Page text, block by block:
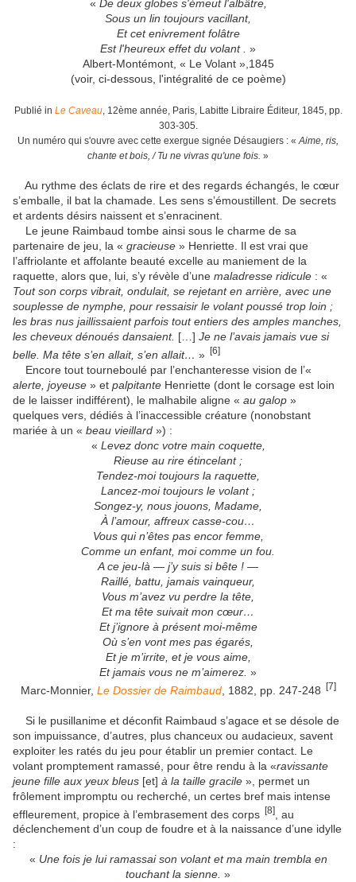
« De deux globes s'émeut l'albâtre,
Sous un lin toujours vacillant,
Et cet enivrement folâtre
Est l'heureux effet du volant . »
Albert-Montémont, « Le Volant »,1845
(voir, ci-dessous, l'intégralité de ce poème)
Publié in Le Caveau, 12ème année, Paris, Labitte Libraire Éditeur, 1845, pp.
303-305.
Un numéro qui s'ouvre avec cette exergue signée Désaugiers : «Aime, ris,
chante et bois, / Tu ne vivras qu'une fois. »
Au rythme des éclats de rire et des regards échangés, le cœur
s’emballe, il bat la chamade. Les sens s’émoustillent. De secrets
et ardents désirs naissent et s’enracinent.
Le jeune Raimbaud tombe ainsi sous le charme de sa
partenaire de jeu, la « gracieuse » Henriette. Il est vrai que
l’affriolante et affolante beauté excelle au maniement de la
raquette, alors que, lui, s’y révèle d’une maladresse ridicule : «
Tout son corps vibrait, ondulait, se rejetant en arrière, avec une
souplesse de nymphe, pour ressaisir le volant poussé trop loin ;
les bras nus jaillissaient parfois tout entiers des amples manches,
les cheveux dénoués dansaient. […] Je ne l’avais jamais vue si
belle. Ma tête s’en allait, s’en allait… » [6]
Encore tout tourneboulé par l’enchanteresse vision de l’«
alerte, joyeuse » et palpitante Henriette (dont le corsage est loin
de le laisser indifférent), le malhabile aligne « au galop »
quelques vers, dédiés à l’inaccessible créature (nonobstant
mariée à un « beau vieillard ») :
« Levez donc votre main coquette,
Rieuse au rire étincelant ;
Tendez-moi toujours la raquette,
Lancez-moi toujours le volant ;
Songez-y, nous jouons, Madame,
À l’amour, affreux casse-cou…
Vous qui n’êtes pas encor femme,
Comme un enfant, moi comme un fou.
A ce jeu-là — j’y suis si bête ! —
Raillé, battu, jamais vainqueur,
Vous m’avez vu perdre la tête,
Et ma tête suivait mon cœur…
Et j’ignore à présent moi-même
Où s’en vont mes pas égarés,
Et je m’irrite, et je vous aime,
Et jamais vous ne m’aimerez. »
Marc-Monnier, Le Dossier de Raimbaud, 1882, pp. 247-248 [7]
Si le pusillanime et déconfit Raimbaud s’agace et se désole de
son impuissance, d’autres, plus chanceux ou audacieux, savent
exploiter les ratés du jeu pour établir un premier contact. Le
volant promptement ramassé, pour être rendu à la «ravissante
jeune fille aux yeux bleus [et] à la taille gracile », permet un
frôlement impromptu ou recherché, un certes bref mais intense
effleurement, propice à l’embrasement des corps [8]
, au
déclenchement d’un coup de foudre et à la naissance d’une idylle
:
« Une fois je lui ramassai son volant et ma main trembla en
touchant la sienne. »